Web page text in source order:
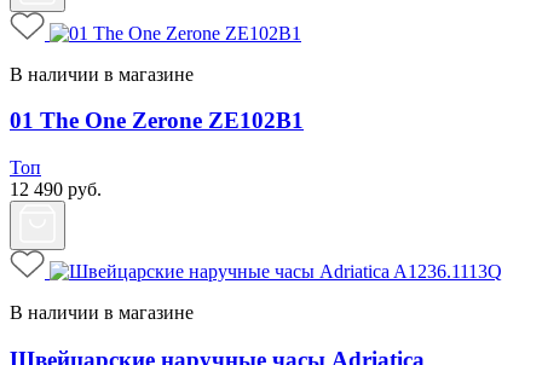
В наличии в магазине
01 The One Zerone ZE102B1
Топ
12 490 руб.
В наличии в магазине
Швейцарские наручные часы Adriatica